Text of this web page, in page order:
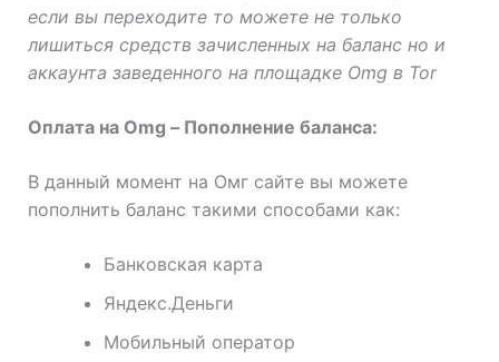
если вы переходите то можете не только
лишиться средств зачисленных на баланс но и
аккаунта заведенного на площадке Omg в Tor
Оплата на Omg – Пополнение баланса:
В данный момент на Омг сайте вы можете
пополнить баланс такими способами как:
Банковская карта
Яндекс.Деньги
Мобильный оператор